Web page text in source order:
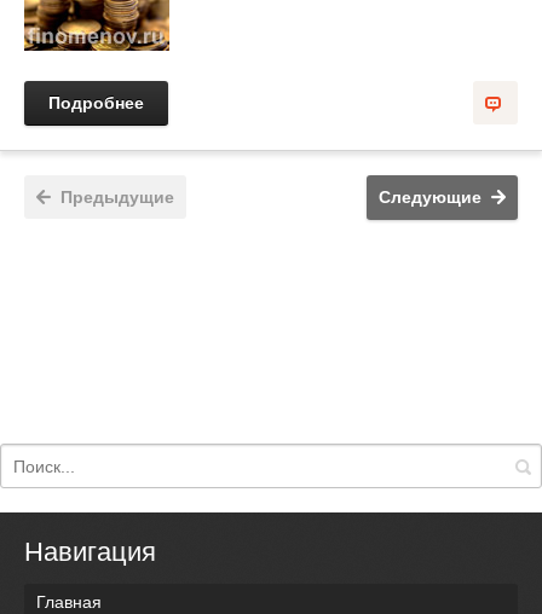
Подробнее
Предыдущие Следующие
Навигация
Главная